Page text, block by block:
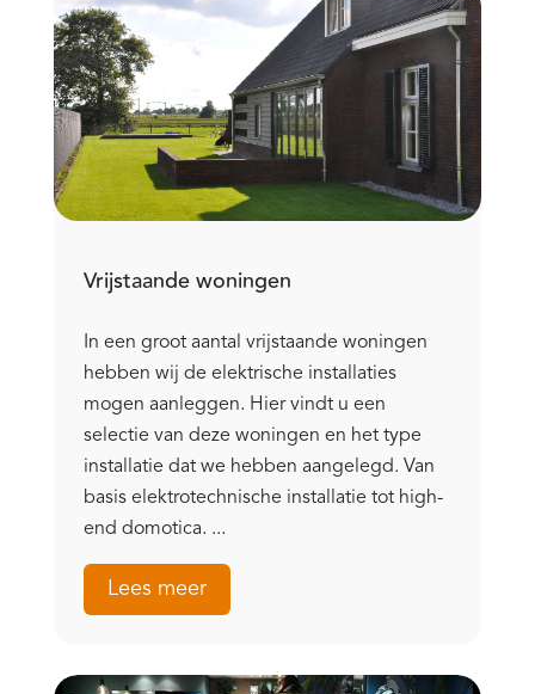
Vrijstaande woningen
In een groot aantal vrijstaande woningen
hebben wij de elektrische installaties
mogen aanleggen. Hier vindt u een
selectie van deze woningen en het type
installatie dat we hebben aangelegd. Van
basis elektrotechnische installatie tot high-
end domotica. ...
Lees meer